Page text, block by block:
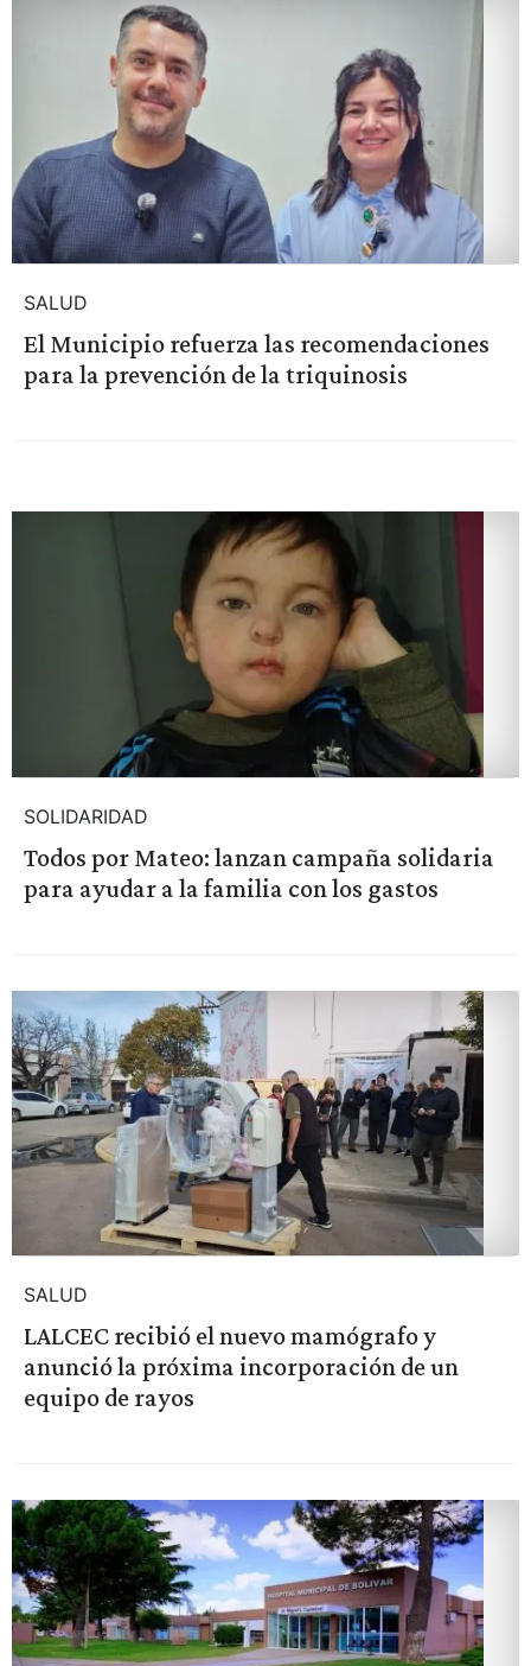
SALUD
El Municipio refuerza las recomendaciones
para la prevención de la triquinosis
SOLIDARIDAD
Todos por Mateo: lanzan campaña solidaria
para ayudar a la familia con los gastos
SALUD
LALCEC recibió el nuevo mamógrafo y
anunció la próxima incorporación de un
equipo de rayos